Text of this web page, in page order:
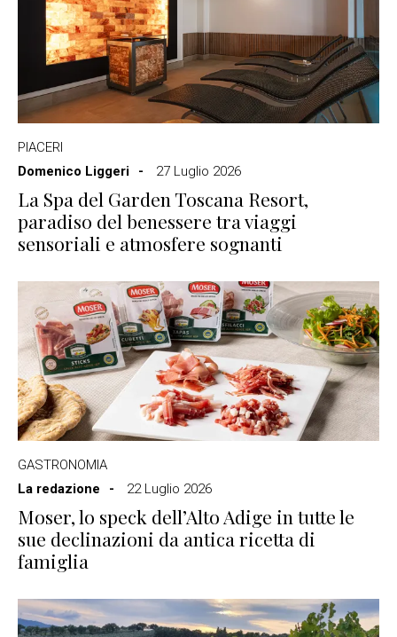
PIACERI
Domenico Liggeri
27 Luglio 2026
La Spa del Garden Toscana Resort,
paradiso del benessere tra viaggi
sensoriali e atmosfere sognanti
GASTRONOMIA
La redazione
22 Luglio 2026
Moser, lo speck dell’Alto Adige in tutte le
sue declinazioni da antica ricetta di
famiglia